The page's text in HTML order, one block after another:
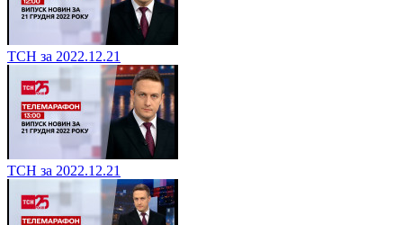
ТСН за 2022.12.21
ТСН за 2022.12.21